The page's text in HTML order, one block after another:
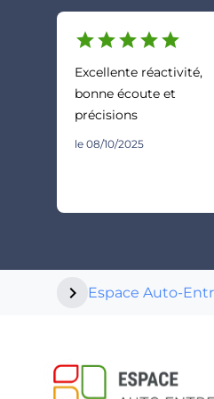
starstarstarstarstar
Excellente réactivité,
bonne écoute et
précisions
le 08/10/2025
chevron_right Espace Auto-